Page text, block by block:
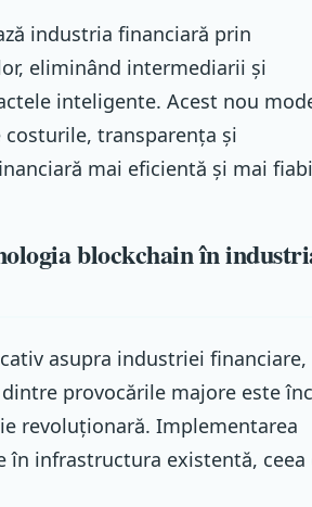
industria financiară prin
eliminând intermediarii și
inteligente. Acest nou
transparența și
mai eficientă și mai
blockchain în
asupra industriei financiare,
provocările majore este
revoluționară. Implementarea
infrastructura existentă, ceea